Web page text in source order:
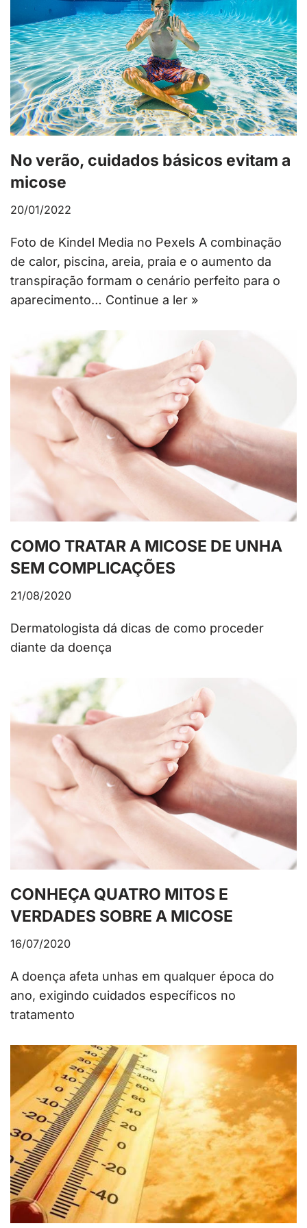
No verão, cuidados básicos evitam a
micose
20/01/2022
Foto de Kindel Media no Pexels A combinação
de calor, piscina, areia, praia e o aumento da
transpiração formam o cenário perfeito para o
aparecimento… Continue a ler »
COMO TRATAR A MICOSE DE UNHA
SEM COMPLICAÇÕES
21/08/2020
Dermatologista dá dicas de como proceder
diante da doença
CONHEÇA QUATRO MITOS E
VERDADES SOBRE A MICOSE
16/07/2020
A doença afeta unhas em qualquer época do
ano, exigindo cuidados específicos no
tratamento